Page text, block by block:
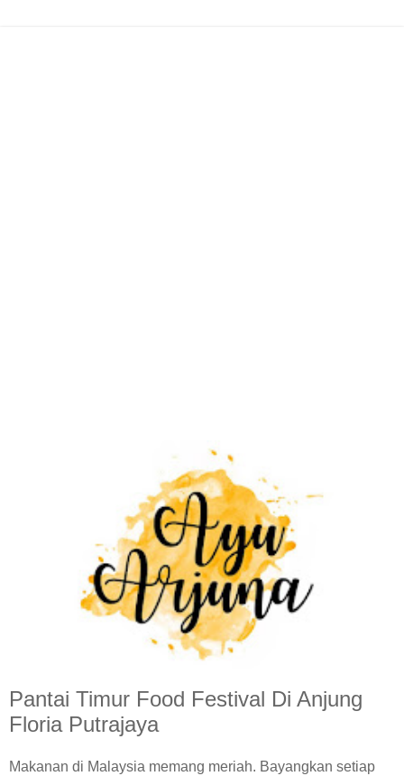
Pantai Timur Food Festival Di Anjung
Floria Putrajaya
Makanan di Malaysia memang meriah. Bayangkan setiap